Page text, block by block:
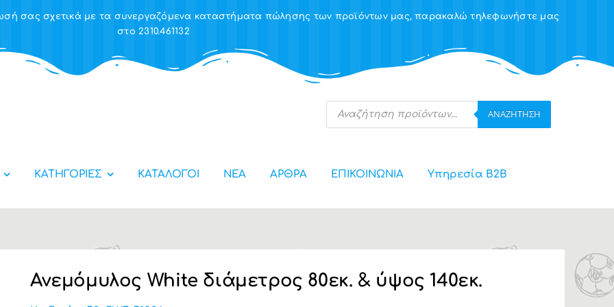
σας σχετικά με τα συνεργαζόμενα καταστήματα πώλησης των προϊόντων μας, παρακαλώ τηλεφωνήστε μας
στο 2310.461132
Products
search
ΑΝΑΖΉΤΗΣΗ
ΚΑΤΗΓΟΡΙΕΣ ΚΑΤΑΛΟΓΟΙ ΝΕΑ ΑΡΘΡΑ ΕΠΙΚΟΙΝΩΝΙΑ Υπηρεσία Β2Β
Ανεμόμυλος White διάμετρος 80εκ. & ύψος 140εκ.